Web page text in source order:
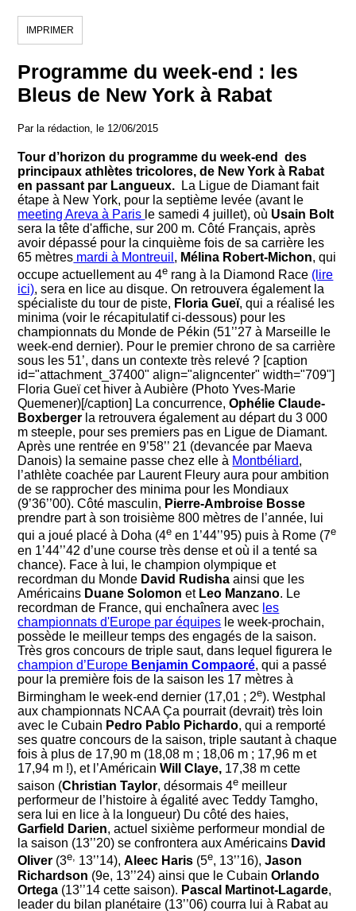
IMPRIMER
Programme du week-end : les
Bleus de New York à Rabat
Par la rédaction, le 12/06/2015
Tour d’horizon du programme du week-end des
principaux athlètes tricolores, de New York à Rabat
en passant par Langueux.
La Ligue de Diamant fait
étape à New York, pour la septième levée (avant le
meeting Areva à Paris le samedi 4 juillet), où Usain Bolt
sera la tête d'affiche, sur 200 m. Côté Français, après
avoir dépassé pour la cinquième fois de sa carrière les
65 mètres mardi à Montreuil , Mélina Robert-Michon, qui
occupe actuellement au 4e rang à la Diamond Race (lire
ici), sera en lice au disque. On retrouvera également la
spécialiste du tour de piste, Floria Gueï, qui a réalisé les
minima (voir le récapitulatif ci-dessous) pour les
championnats du Monde de Pékin (51’’27 à Marseille le
week-end dernier). Pour le premier chrono de sa carrière
sous les 51’, dans un contexte très relevé ? [caption
id="attachment_37400" align="aligncenter" width="709"]
Floria Gueï cet hiver à Aubière (Photo Yves-Marie
Quemener)[/caption] La concurrence,Ophélie Claude-
Boxberger la retrouvera également au départ du 3 000
m steeple, pour ses premiers pas en Ligue de Diamant.
Après une rentrée en 9’58’’ 21 (devancée par Maeva
Danois) la semaine passe chez elle à Montbéliard,
l’athlète coachée par Laurent Fleury aura pour ambition
de se rapprocher des minima pour les Mondiaux
(9’36’’00). Côté masculin, Pierre-Ambroise Bosse
prendre part à son troisième 800 mètres de l’année, lui
qui a joué placé à Doha (4e en 1’44’’95) puis à Rome (7e
en 1’44’’42 d’une course très dense et où il a tenté sa
chance). Face à lui, le champion olympique et
recordman du Monde David Rudisha ainsi que les
Américains Duane Solomon et Leo Manzano. Le
recordman de France, qui enchaînera avec les
championnats d'Europe par équipes le week-prochain,
possède le meilleur temps des engagés de la saison.
Très gros concours de triple saut, dans lequel figurera le
champion d’Europe Benjamin Compaoré, qui a passé
pour la première fois de la saison les 17 mètres à
Birmingham le week-end dernier (17,01 ; 2e). Westphal
aux championnats NCAA Ça pourrait (devrait) très loin
avec le Cubain Pedro Pablo Pichardo, qui a remporté
ses quatre concours de la saison, triple sautant à chaque
fois à plus de 17,90 m (18,08 m ; 18,06 m ; 17,96 m et
17,94 m !), et l’AméricainWill Claye, 17,38 m cette
saison (Christian Taylor, désormais 4e meilleur
performeur de l’histoire à égalité avec Teddy Tamgho,
sera lui en lice à la longueur) Du côté des haies,
Garfield Darien, actuel sixième performeur mondial de
la saison (13’’20) se confrontera aux Américains David
Oliver (3e, 13’’14),Aleec Haris (5e, 13’’16),Jason
Richardson (9e, 13’’24) ainsi que le CubainOrlando
Ortega (13’’14 cette saison). Pascal Martinot-Lagarde,
leader du bilan planétaire (13’’06) courra lui à Rabat au